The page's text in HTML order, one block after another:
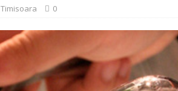
Timisoara 0